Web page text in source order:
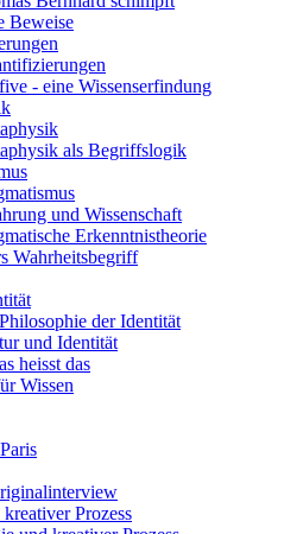
Beweise
- eine Wissenserfindung
als Begriffslogik
und Wissenschaft
Erkenntnistheorie
Wahrheitsbegriff
der Identität
und Identität
heisst das
Wissen
Prozess